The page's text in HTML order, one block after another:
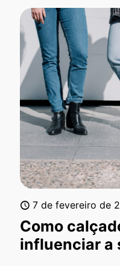
7 de fevereiro de
Como
influenciar a